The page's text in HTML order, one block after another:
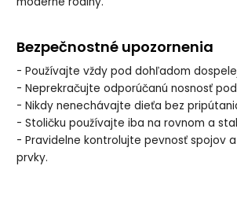
Bezpečnostné upozornenia
- Používajte vždy pod dohľadom
- Neprekračujte odporúčanú nosnosť
- Nikdy nenechávajte dieťa bez
- Stoličku používajte iba na rovnom a
- Pravidelne kontrolujte pevnosť spojov
prvky.